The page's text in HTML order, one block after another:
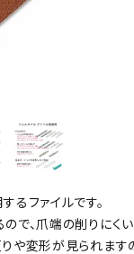
るファイルです。
で、爪端の削りにく
や変形が見られます